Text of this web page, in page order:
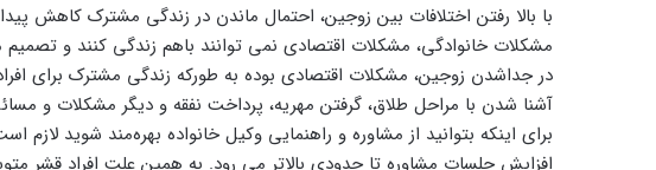
با بالا رفتن اختلافات بین زوجین، احتمال ماندن در زندگی مشترک کاهش
مشکلات خانوادگی، مشکلات اقتصادی نمی ‌توانند باهم زندگی کنند و
در جداشدن زوجین، مشکلات اقتصادی بوده به طورکه زندگی مشترک برای
آشنا شدن با مراحل طلاق، گرفتن مهریه، پرداخت نفقه و دیگر مشکلات و مسائل
برای اینکه بتوانید از مشاوره و راهنمایی وکیل خانواده بهره‌مند شوید
افزایش جلسات مشاوره تا حدودی بالاتر می‌ رود. به همین علت افراد قشر